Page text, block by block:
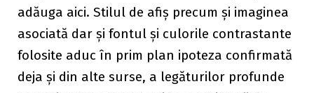
adăuga aici. Stilul de afiș precum și imaginea
asociată dar și fontul și culorile contrastante
folosite aduc în prim plan ipoteza confirmată
deja și din alte surse, a legăturilor profunde